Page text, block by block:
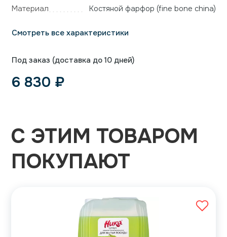
Материал
Костяной фарфор (fine bone china)
Смотреть все характеристики
Под заказ (доставка до 10 дней)
6 830 ₽
С ЭТИМ ТОВАРОМ
ПОКУПАЮТ